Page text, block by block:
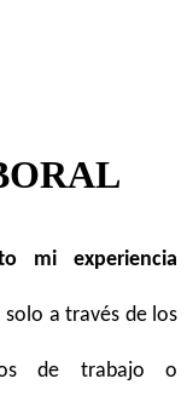
mi experiencia
a través de los
de trabajo o